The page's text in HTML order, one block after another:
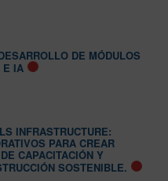
DE MÓDULOS
E IA
INFRASTRUCTURE:
PARA CREAR
CAPACITACIÓN Y
SOSTENIBLE.